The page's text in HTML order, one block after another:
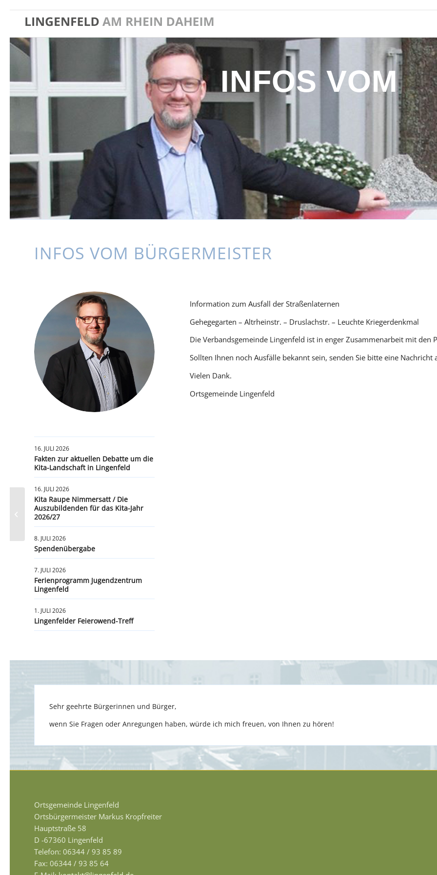
INFOS VOM
BÜ E R
INFOS VOM BÜRGERMEISTER
Information zum Ausfall der Straßenlaternen
Gehegegarten – Altrheinstr. – Druslachstr. – Leuchte Kriegerdenkmal
Die Verbandsgemeinde Lingenfeld ist in enger Zusammenarbeit mit den
Sollten Ihnen noch Ausfälle bekannt sein, senden Sie bitte eine Nachricht
Vielen Dank.
Ortsgemeinde Lingenfeld
16. JULI 2026
Fakten zur aktuellen Debatte um die
Kita-Landschaft in Lingenfeld
16. JULI 2026
Kita Raupe Nimmersatt / Die
Auszubildenden für das Kita-Jahr
2026/27
8. JULI 2026
Spendenübergabe
7. JULI 2026
Ferienprogramm Jugendzentrum
Lingenfeld
1. JULI 2026
Lingenfelder Feierowend-Treff
Sehr geehrte Bürgerinnen und Bürger,
wenn Sie Fragen oder Anregungen haben, würde ich mich freuen, von Ihnen zu hören!
Ortsgemeinde Lingenfeld
Ortsbürgermeister Markus Kropfreiter
Hauptstraße 58
D -67360 Lingenfeld
Telefon: 06344 / 93 85 89
Fax: 06344 / 93 85 64
Liebe Lingenfelderinnen und
Lingenfelder, wir wünschen frohe